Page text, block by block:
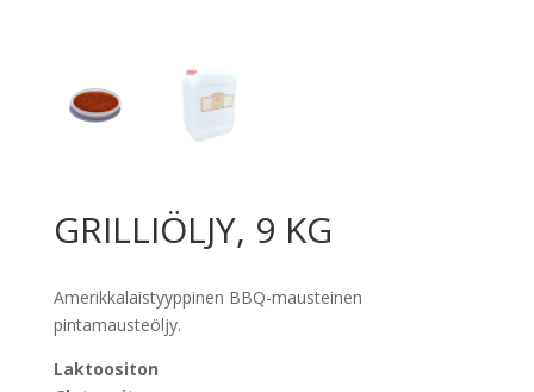
GRILLIÖLJY, 9 KG
Amerikkalaistyyppinen BBQ-mausteinen
pintamausteöljy.
Laktoositon